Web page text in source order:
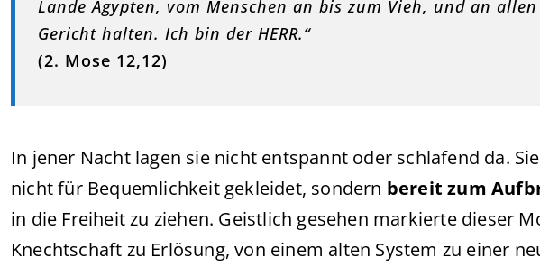
Lande Ägypten, vom Menschen an bis zum Vieh, und an
Gericht halten. Ich bin der HERR.“
(2. Mose 12,12)
In jener Nacht lagen sie nicht entspannt oder schlafend da.
nicht für Bequemlichkeit gekleidet, sondern bereit zum
in die Freiheit zu ziehen. Geistlich gesehen markierte dieser
Knechtschaft zu Erlösung, von einem alten System zu einer